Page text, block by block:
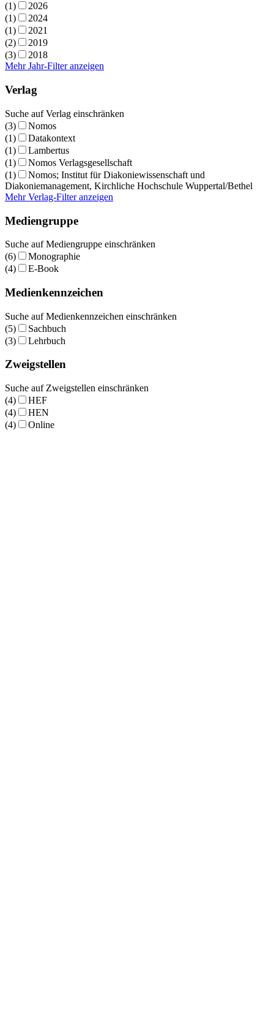
(1)
2026
(1)
2024
(1)
2021
(2)
2019
(3)
2018
Mehr Jahr-Filter anzeigen
Verlag
Suche auf Verlag einschränken
(3)
Nomos
(1)
Datakontext
(1)
Lambertus
(1)
Nomos Verlagsgesellschaft
(1)
Nomos; Institut für Diakoniewissenschaft und
Diakoniemanagement, Kirchliche Hochschule Wuppertal/Bethel
Mehr Verlag-Filter anzeigen
Mediengruppe
Suche auf Mediengruppe einschränken
(6)
Monographie
(4)
E-Book
Medienkennzeichen
Suche auf Medienkennzeichen einschränken
(5)
Sachbuch
(3)
Lehrbuch
Zweigstellen
Suche auf Zweigstellen einschränken
(4)
HEF
(4)
HEN
(4)
Online